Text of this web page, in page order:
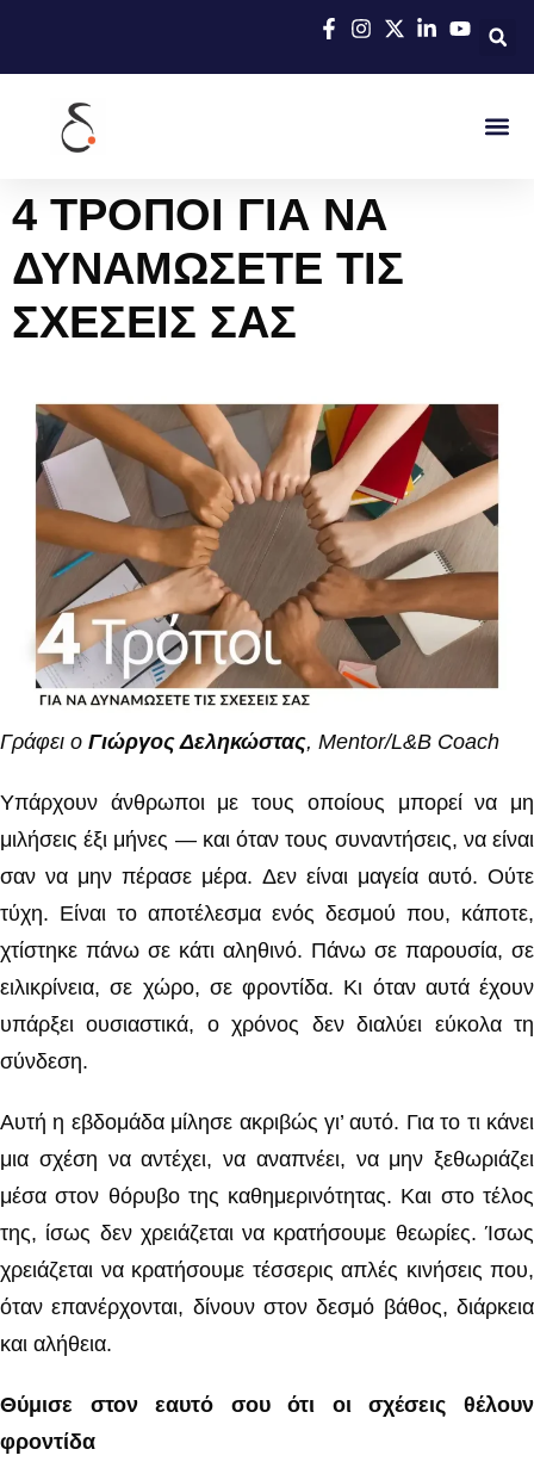
4 ΤΡΟΠΟΙ ΓΙΑ ΝΑ
ΔΥΝΑΜΩΣΕΤΕ ΤΙΣ
ΣΧΕΣΕΙΣ ΣΑΣ
Γράφει ο Γιώργος Δεληκώστας, Mentor/L&B Coach
Υπάρχουν άνθρωποι με τους οποίους μπορεί να μη
μιλήσεις έξι μήνες — και όταν τους συναντήσεις, να είναι
σαν να μην πέρασε μέρα. Δεν είναι μαγεία αυτό. Ούτε
τύχη. Είναι το αποτέλεσμα ενός δεσμού που, κάποτε,
χτίστηκε πάνω σε κάτι αληθινό. Πάνω σε παρουσία, σε
ειλικρίνεια, σε χώρο, σε φροντίδα. Κι όταν αυτά έχουν
υπάρξει ουσιαστικά, ο χρόνος δεν διαλύει εύκολα τη
σύνδεση.
Αυτή η εβδομάδα μίλησε ακριβώς γι’ αυτό. Για το τι κάνει
μια σχέση να αντέχει, να αναπνέει, να μην ξεθωριάζει
μέσα στον θόρυβο της καθημερινότητας. Και στο τέλος
της, ίσως δεν χρειάζεται να κρατήσουμε θεωρίες. Ίσως
χρειάζεται να κρατήσουμε τέσσερις απλές κινήσεις που,
όταν επανέρχονται, δίνουν στον δεσμό βάθος, διάρκεια
και αλήθεια.
Θύμισε στον εαυτό σου ότι οι σχέσεις θέλουν
φροντίδα